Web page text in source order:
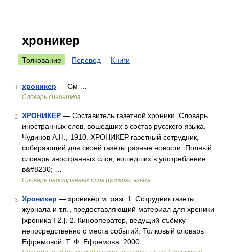
хроникер
Толкование Перевод Книги
1 хроникер — См …
Словарь синонимов
2 ХРОНИКЕР — Составитель газетной хроники. Словарь
иностранных слов, вошедших в состав русского языка.
Чудинов А.Н., 1910. ХРОНИКЕР газетный сотрудник,
собирающий для своей газеты разные новости. Полный
словарь иностранных слов, вошедших в употребление
в&#8230; …
Словарь иностранных слов русского языка
3 Хроникер — хроникёр м. разг. 1. Сотрудник газеты,
журнала и т.п., предоставляющий материал для хроники
[хроника I 2.]. 2. Кинооператор, ведущий съёмку
непосредственно с места событий. Толковый словарь
Ефремовой. Т. Ф. Ефремова. 2000 …